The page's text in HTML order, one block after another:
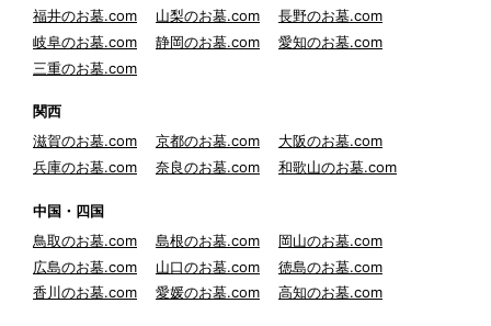
福井のお墓.com
山梨のお墓.com
長野のお墓.com
岐阜のお墓.com
静岡のお墓.com
愛知のお墓.com
三重のお墓.com
関西
滋賀のお墓.com
京都のお墓.com
大阪のお墓.com
兵庫のお墓.com
奈良のお墓.com 和歌山のお墓.com
中国・四国
鳥取のお墓.com
島根のお墓.com
岡山のお墓.com
広島のお墓.com
山口のお墓.com
徳島のお墓.com
香川のお墓.com
愛媛のお墓.com 高知のお墓.com